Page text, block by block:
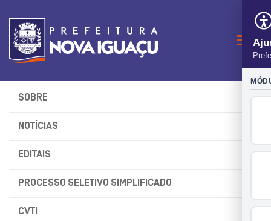
SOBRE
NOTÍCIAS
EDITAIS
PROCESSO SELETIVO SIMPLIFICADO
CVTI